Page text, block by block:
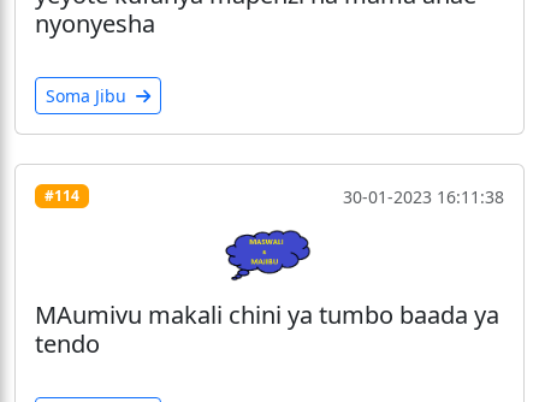
nyonyesha
Soma Jibu
#114 30-01-2023 16:11:38
MAumivu makali chini ya tumbo baada ya
tendo